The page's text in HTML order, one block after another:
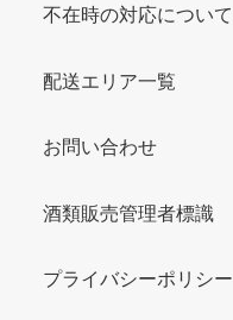
不在時の対応について
配送エリア一覧
お問い合わせ
酒類販売管理者標識
プライバシーポリシー